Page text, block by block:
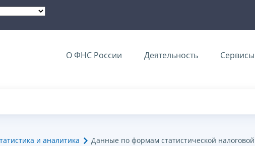
О ФНС России Деятельность Сервисы
и аналитика Данные по формам статистической налоговой